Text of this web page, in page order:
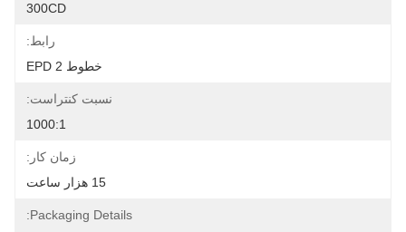
300CD
رابط:
خطوط EPD 2
نسبت کنتراست:
1000:1
زمان کار:
15 هزار ساعت
Packaging Details: